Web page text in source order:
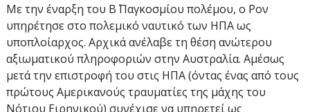
Με την έναρξη του Β΄ Παγκοσμίου πολέμου, ο Ρον
υπηρέτησε στο πολεμικό ναυτικό των ΗΠΑ ως
υποπλοίαρχος. Αρχικά ανέλαβε τη θέση ανώτερου
αξιωματικού πληροφοριών στην Αυστραλία. Αμέσως
μετά την επιστροφή του στις ΗΠΑ (όντας ένας από τους
πρώτους Αμερικανούς τραυματίες της μάχης του
Νότιου Ειρηνικού) συνέχισε να υπηρετεί ως